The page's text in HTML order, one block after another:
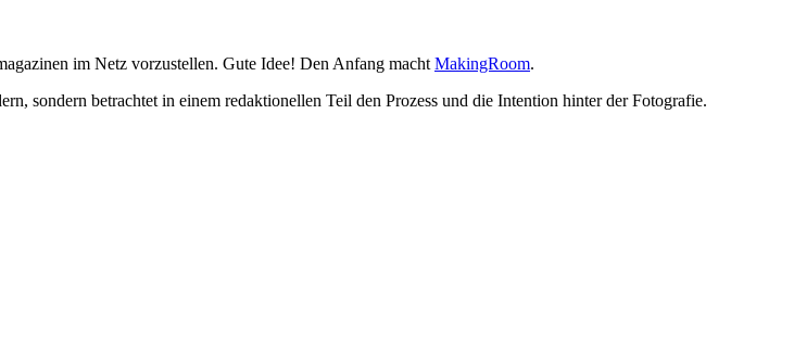
im Netz vorzustellen. Gute Idee! Den Anfang macht MakingRoom.
sondern betrachtet in einem redaktionellen Teil den Prozess und die Intention hinter der Fotografie.